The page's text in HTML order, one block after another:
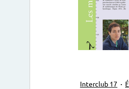
Interclub 17